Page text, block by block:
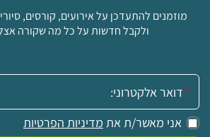
מוזמנים להתעדכן על אירועים, קורסים,
ולקבל חדשות על כל מה שקורה
אימייל:
אני מאשר/ת את מדיניות הפרטיות